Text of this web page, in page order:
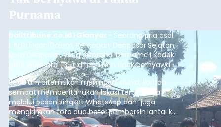
Purnama
balitribune.co.id I Gianyar - Seorang pria asal
Lingkungan Dalem, Pemogan, Denpasar Selatan,
Kota Denpasar, yang diketahui bernama I Kadek
Dedi Wiranata (35), ditemukan tidak bernyawa di
pesisir Pantai Purnama, Sukawati.
Sebelum ditemukan meninggal dunia, korban
sempat memberitahukan lokasi terakhirnya
melalui pesan singkat WhatsApp dan juga
mengirimkan foto dua botol pembersih lantai ke
istrinya.